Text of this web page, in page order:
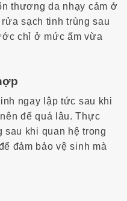
thương da nhạy cảm ở
rửa sạch tinh trùng sau
chỉ ở mức ấm vừa
ngay lập tức sau khi
để quá lâu. Thực
sau khi quan hệ trong
đảm bảo vệ sinh mà